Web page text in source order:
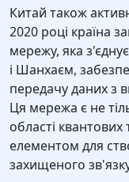
Китай також
2020 році країна
мережу, яка
і Шанхаєм,
передачу даних з
Ця мережа є не
області
елементом для
захищеного